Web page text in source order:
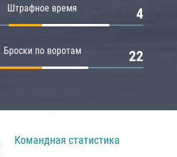
Штрафное время 4
Броски по воротам 22
Командная статистика